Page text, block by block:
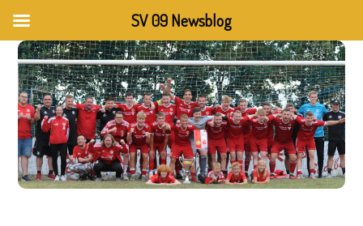
SV 09 Newsblog